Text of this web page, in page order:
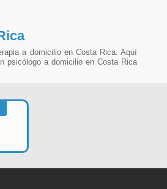
a domicilio en Costa Rica. Aquí
psicólogo a domicilio en Costa Rica